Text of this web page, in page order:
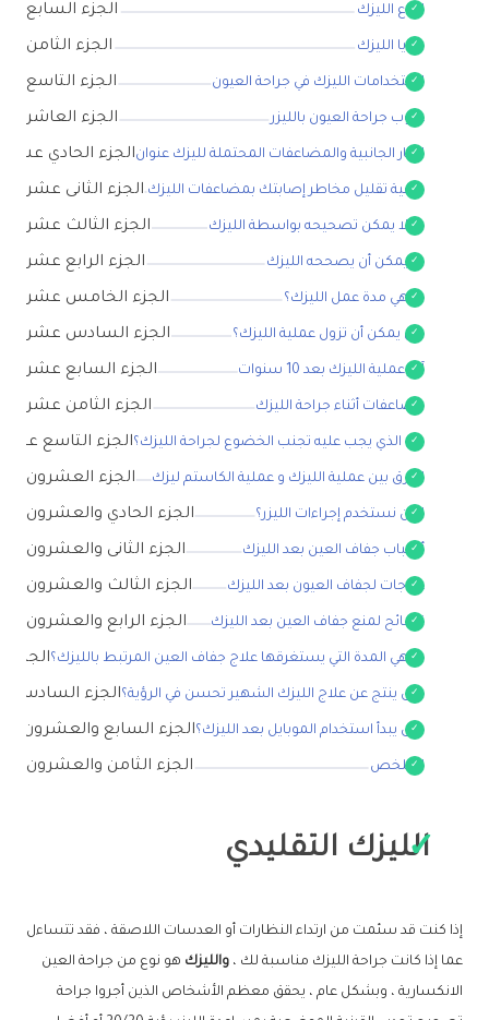
انواع الليزك الجزء السابع
مزايا الليزك الجزء الثامن
استخدامات الليزك في جراحة العيون الجزء التاسع
عيوب جراحة العيون بالليزر الجزء العاشر
الآثار الجانبية والمضاعفات المحتملة لليزك عنوانالجزء الحادي عشر
كيفية تقليل مخاطر إصابتك بمضاعفات الليزك الجزء الثانى عشر
ما لا يمكن تصحيحه بواسطة الليزك الجزء الثالث عشر
ما يمكن أن يصححه الليزك الجزء الرابع عشر
ما هي مدة عمل الليزك؟ الجزء الخامس عشر
هل يمكن أن تزول عملية الليزك؟ الجزء السادس عشر
آثار عملية الليزك بعد 10 سنوات الجزء السابع عشر
مضاعفات أثناء جراحة الليزك الجزء الثامن عشر
من الذي يجب عليه تجنب الخضوع لجراحة الليزك؟ الجزء التاسع عشر
الفرق بين عملية الليزك و عملية الكاستم ليزك الجزء العشرون
لمن نستخدم إجراءات الليزر؟ الجزء الحادي والعشرون
أسباب جفاف العين بعد الليزك الجزء الثانى والعشرون
علاجات لجفاف العيون بعد الليزك الجزء الثالث والعشرون
نصائح لمنع جفاف العين بعد الليزك الجزء الرابع والعشرون
ما هي المدة التي يستغرقها علاج جفاف العين المرتبط بالليزك؟ الجزء
متى ينتج عن علاج الليزك الشهير تحسن في الرؤية؟الجزء السادس
متى يبدأ استخدام الموبايل بعد الليزك؟ الجزء السابع والعشرون
الملخص الجزء الثامن والعشرون
الليزك التقليدي
إذا كنت قد سئمت من ارتداء النظارات أو العدسات اللاصقة ، فقد تتساءل
عما إذا كانت جراحة الليزك مناسبة لك ، والليزكهو نوع من جراحة العين
الانكسارية ، وبشكل عام ، يحقق معظم الأشخاص الذين أجروا جراحة